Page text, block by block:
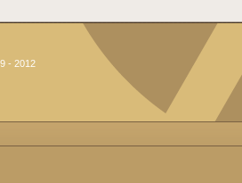
- 2012